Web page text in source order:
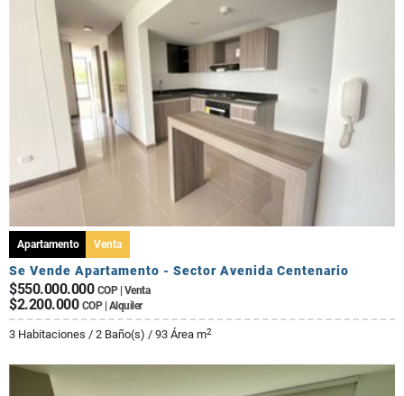
Apartamento Venta
Se Vende Apartamento - Sector Avenida Centenario
$550.000.000 COP | Venta
$2.200.000 COP | Alquiler
3 Habitaciones / 2 Baño(s) / 93 Área m2